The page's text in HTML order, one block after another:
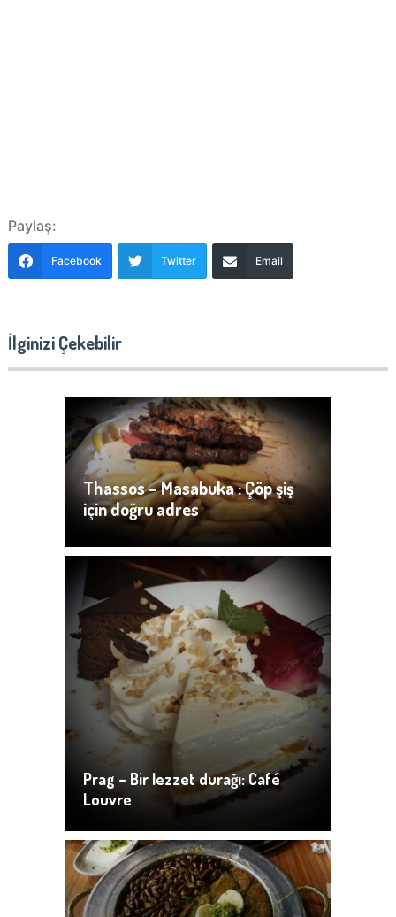
Paylaş:
Facebook Twitter Email
İlginizi Çekebilir
Thassos – Masabuka : Çöp şiş
için doğru adres
Prag – Bir lezzet durağı: Café
Louvre